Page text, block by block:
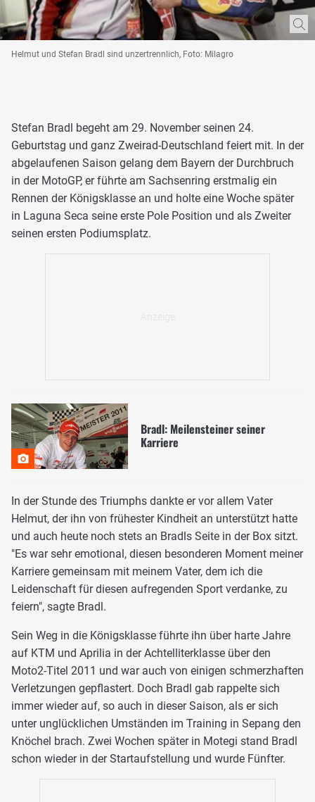
Helmut und Stefan Bradl sind unzertrennlich, Foto: Milagro
Stefan Bradl begeht am 29. November seinen 24.
Geburtstag und ganz Zweirad-Deutschland feiert mit. In der
abgelaufenen Saison gelang dem Bayern der Durchbruch
in der MotoGP, er führte am Sachsenring erstmalig ein
Rennen der Königsklasse an und holte eine Woche später
in Laguna Seca seine erste Pole Position und als Zweiter
seinen ersten Podiumsplatz.
Bradl: Meilensteiner seiner
Karriere
In der Stunde des Triumphs dankte er vor allem Vater
Helmut, der ihn von frühester Kindheit an unterstützt hatte
und auch heute noch stets an Bradls Seite in der Box sitzt.
"Es war sehr emotional, diesen besonderen Moment meiner
Karriere gemeinsam mit meinem Vater, dem ich die
Leidenschaft für diesen aufregenden Sport verdanke, zu
feiern", sagte Bradl.
Sein Weg in die Königsklasse führte ihn über harte Jahre
auf KTM und Aprilia in der Achtelliterklasse über den
Moto2-Titel 2011 und war auch von einigen schmerzhaften
Verletzungen gepflastert. Doch Bradl gab rappelte sich
immer wieder auf, so auch in dieser Saison, als er sich
unter unglücklichen Umständen im Training in Sepang den
Knöchel brach. Zwei Wochen später in Motegi stand Bradl
schon wieder in der Startaufstellung und wurde Fünfter.